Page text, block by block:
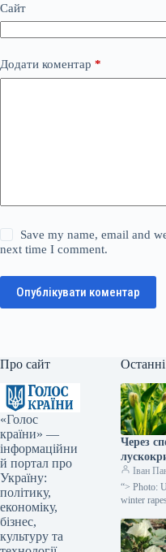
Сайт
Додати коментар *
Save my name, email and
next time I comment.
Опублікувати коментар
Про сайт
«Голос
країни» —
інформаційни
й портал про
Україну:
політику,
економіку,
бізнес,
культуру та
Через
Іван
“> Photo:
winter
to fight…